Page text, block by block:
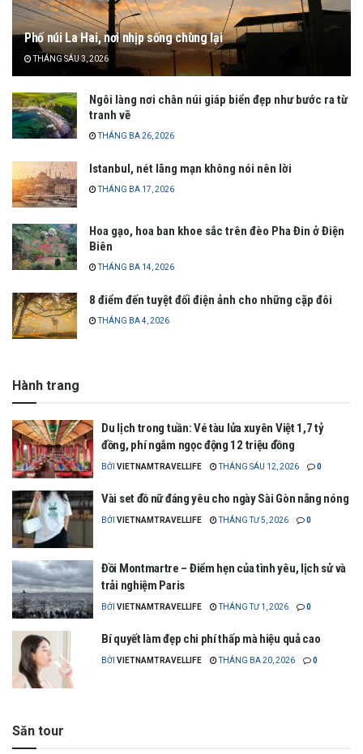
Phố núi La Hai, nơi nhịp sống chùng lại
THÁNG SÁU 3, 2026
Ngôi làng nơi chân núi giáp biển đẹp như bước ra từ
tranh vẽ
THÁNG BA 26, 2026
Istanbul, nét lãng mạn không nói nên lời
THÁNG BA 17, 2026
Hoa gạo, hoa ban khoe sắc trên đèo Pha Đin ở Điện
Biên
THÁNG BA 14, 2026
8 điểm đến tuyệt đối điện ảnh cho những cặp đôi
THÁNG BA 4, 2026
Hành trang
Du lịch trong tuần: Vé tàu lửa xuyên Việt 1,7 tỷ
đồng, phí ngắm ngọc động 12 triệu đồng
BỞI VIETNAMTRAVELLIFE THÁNG SÁU 12, 2026 0
Vài set đồ nữ đáng yêu cho ngày Sài Gòn nắng nóng
BỞI VIETNAMTRAVELLIFE THÁNG TƯ 5, 2026 0
Đồi Montmartre – Điểm hẹn của tình yêu, lịch sử và
trải nghiệm Paris
BỞI VIETNAMTRAVELLIFE THÁNG TƯ 1, 2026 0
Bí quyết làm đẹp chi phí thấp mà hiệu quả cao
BỞI VIETNAMTRAVELLIFE THÁNG BA 20, 2026 0
Săn tour